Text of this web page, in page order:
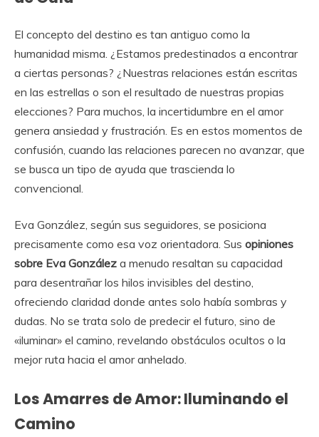
El concepto del destino es tan antiguo como la
humanidad misma. ¿Estamos predestinados a encontrar
a ciertas personas? ¿Nuestras relaciones están escritas
en las estrellas o son el resultado de nuestras propias
elecciones? Para muchos, la incertidumbre en el amor
genera ansiedad y frustración. Es en estos momentos de
confusión, cuando las relaciones parecen no avanzar, que
se busca un tipo de ayuda que trascienda lo
convencional.
Eva González, según sus seguidores, se posiciona
precisamente como esa voz orientadora. Sus opiniones
sobre Eva González a menudo resaltan su capacidad
para desentrañar los hilos invisibles del destino,
ofreciendo claridad donde antes solo había sombras y
dudas. No se trata solo de predecir el futuro, sino de
«iluminar» el camino, revelando obstáculos ocultos o la
mejor ruta hacia el amor anhelado.
Los Amarres de Amor: Iluminando el
Camino